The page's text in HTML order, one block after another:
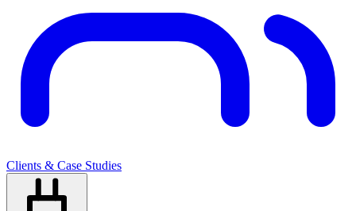
Clients & Case Studies